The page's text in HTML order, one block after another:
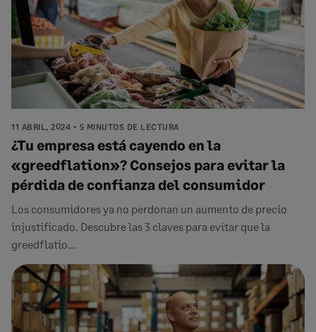
11 ABRIL, 2024 5 MINUTOS DE LECTURA
¿Tu empresa está cayendo en la
«greedflation»? Consejos para evitar la
pérdida de confianza del consumidor
Los consumidores ya no perdonan un aumento de precio
injustificado. Descubre las 3 claves para evitar que la
greedflatio...